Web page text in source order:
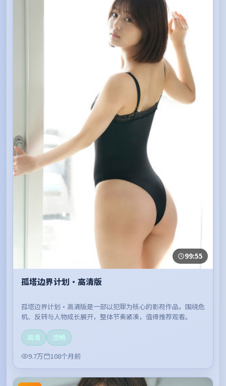
99:55
孤塔边界计划·高清版
孤塔边界计划·高清版是一部以犯罪为核心的影视作品，围绕危
机、反转与人物成长展开，整体节奏紧凑，值得推荐观看。
高清
流畅
9.7万
108个月前